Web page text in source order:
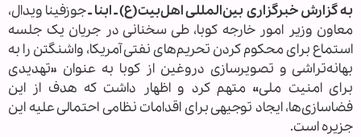
به گزارش خبرگزاری بین‌المللی اهل‌بیت(ع) ـ ابنا ـجوزفینا ویدال،
معاون وزیر امور خارجه کوبا، طی سخنانی در جریان یک جلسه
استماع برای محکوم کردن تحریم‌های نفتی آمریکا، واشنگتن را به
بهانه‌تراشی و تصویرسازی دروغین از کوبا به عنوان «تهدیدی
برای امنیت ملی» متهم کرد و اظهار داشت که هدف از این
فضاسازی‌ها، ایجاد توجیهی برای اقدامات نظامی احتمالی علیه این
جزیره است.